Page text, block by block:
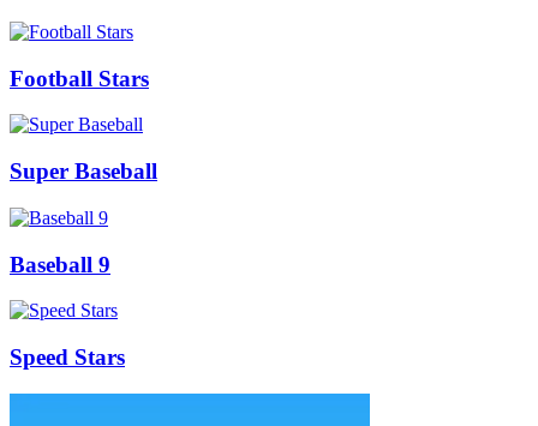
Football Stars
Super Baseball
Baseball 9
Speed Stars